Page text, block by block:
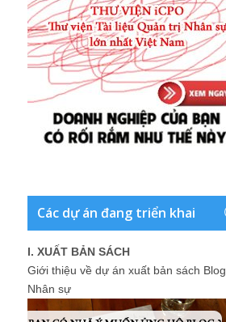
Các dự án đang triển khai
I. XUẤT BẢN SÁCH
Giới thiệu về dự án xuất bản sách Blog
Nhân sự